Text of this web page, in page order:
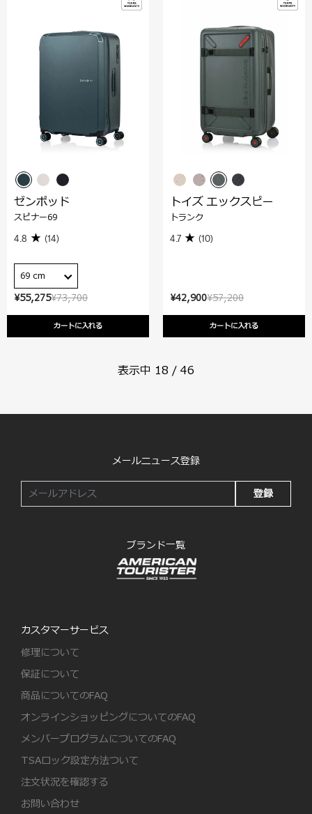
¥73,700
¥55,275
カートに入れる
ゼンポッド
スピナー69
4.8 (14)
69 cm
¥57,200
¥42,900
カートに入れる
トイズ エックスピー
トランク
4.7 (10)
表示中 18 / 46
メールニュース登録
登録
ブランド一覧
カスタマーサービス
修理について
保証について
商品についてのFAQ
オンラインショッピングについてのFAQ
メンバープログラムについてのFAQ
TSAロック設定方法ついて
注文状況を確認する
お問い合わせ